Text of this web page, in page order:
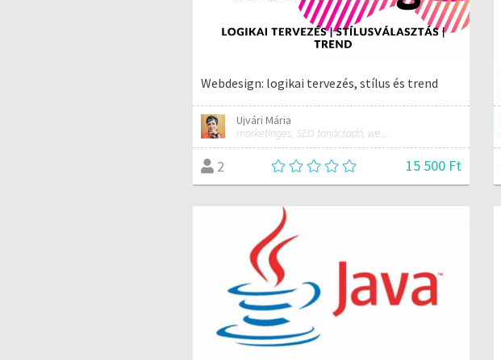
Webdesign: logikai tervezés, stílus és trend
Ujvári Mária
marketinges, SEO tanácsadó, webdesigner
2 15 500 Ft